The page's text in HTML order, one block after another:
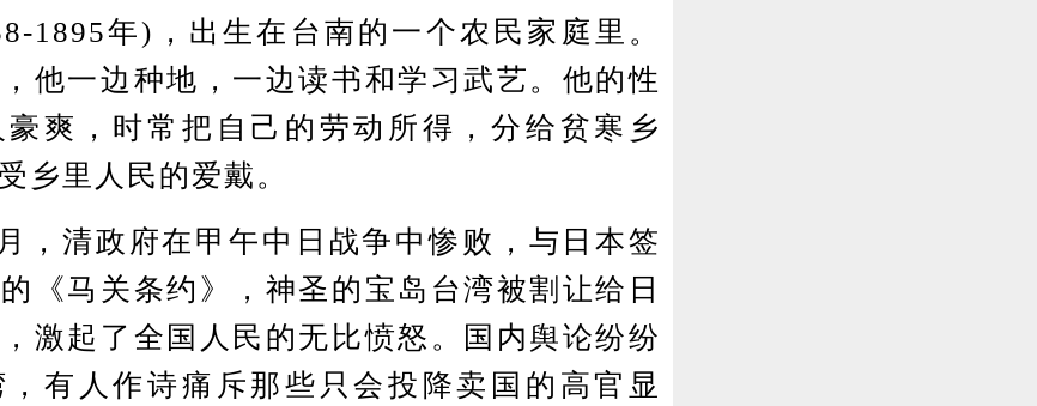
年)，出生在台南的一个农民家庭里。
他一边种地，一边读书和学习武艺。他的性
爽，时常把自己的劳动所得，分给贫寒乡
乡里人民的爱戴。
清政府在甲午中日战争中惨败，与日本签
《马关条约》，神圣的宝岛台湾被割让给日
激起了全国人民的无比愤怒。国内舆论纷纷
有人作诗痛斥那些只会投降卖国的高官显